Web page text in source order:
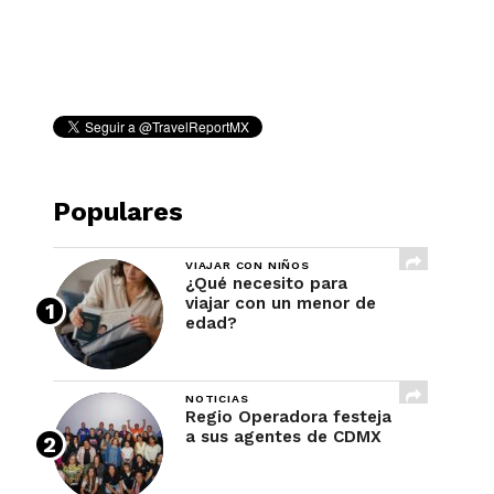
Populares
VIAJAR CON NIÑOS
¿Qué necesito para
viajar con un menor de
edad?
NOTICIAS
Regio Operadora festeja
a sus agentes de CDMX